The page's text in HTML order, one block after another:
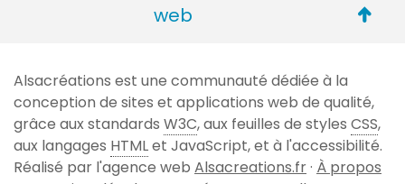
web
de
page
Alsacréations est une communauté dédiée à la
conception de sites et applications web de qualité,
grâce aux standards W3C, aux feuilles de styles CSS,
aux langages HTMLet JavaScript, et à l'accessibilité.
Réalisé par l'agence web Alsacreations.fr· À propos